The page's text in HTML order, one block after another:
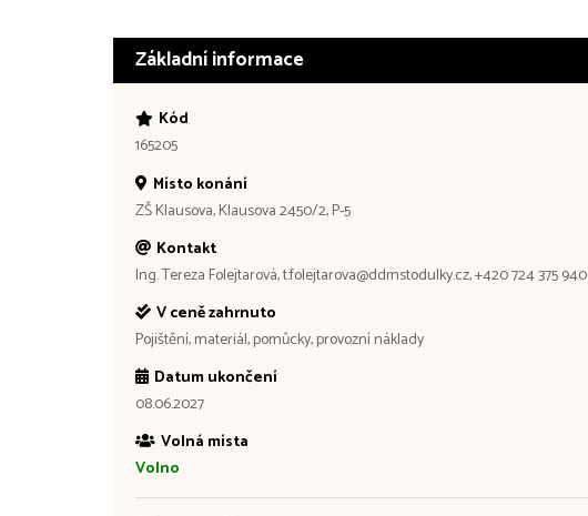
Základní informace
Kód
165205
Místo konání
ZŠ Klausova, Klausova 2450/2, P-5
Kontakt
Ing. Tereza Folejtarová, t.folejtarova@ddmstodulky.cz, +420 724 375 940
V ceně zahrnuto
Pojištění, materiál, pomůcky, provozní náklady
Datum ukončení
08.06.2027
Volná místa
Volno